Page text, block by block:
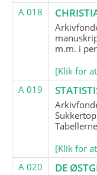
A 018
m.m. i
[Klik for
A 019
[Klik for
A 020
DE